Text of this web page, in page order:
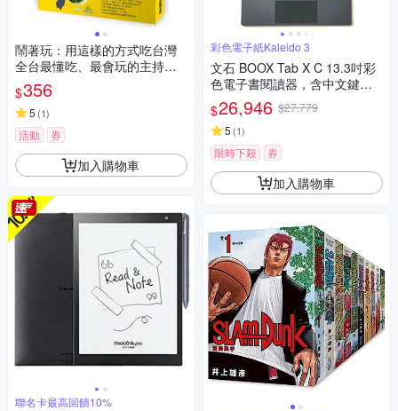
鬧著玩：用這樣的方式吃台灣
全台最懂吃、最會玩的主持天
團，帶你走進隱藏版的台灣！
【城邦讀書花園】
$356
5 (1)
活動 券
加入購物車
聯名卡最高回饋10%
彩色電子紙Kaleido 3
文石 BOOX Tab X C 13.3吋彩
色電子書閱讀器，含中文鍵盤
皮套【鍵盤皮套組】
$26,946 $27,779
5 (1)
限時下殺 券
加入購物車